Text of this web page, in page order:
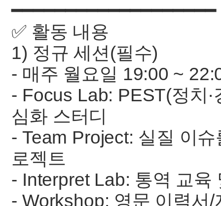
━━━━━━━━━━━━━━━━━━━
✅ 활동 내용
1) 정규 세션(필수)
- 매주 월요일 19:00 ~
- Focus Lab: PEST(정치·
심화 스터디
- Team Project: 실질 이
로젝트
- Interpret Lab: 통역 교육
- Workshop: 영문 이력서